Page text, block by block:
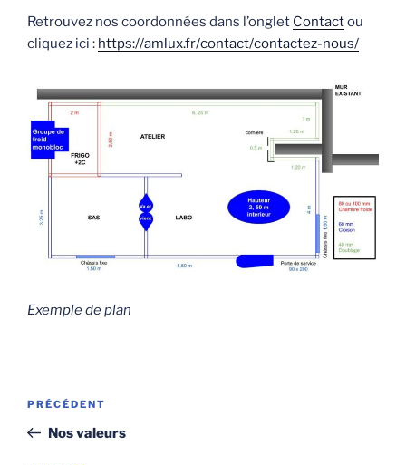
Retrouvez nos coordonnées dans l’onglet Contactou
cliquez ici : https://amlux.fr/contact/contactez-nous/
Exemple de plan
Navigation
l’article
Article
précédent
PRÉCÉDENT
Nos valeurs